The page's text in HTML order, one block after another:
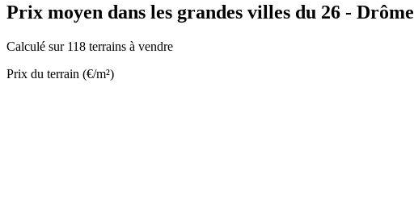
Prix moyen dans les grandes villes du 26 - Drôme
Calculé sur 118 terrains à vendre
Prix du terrain (€/m²)